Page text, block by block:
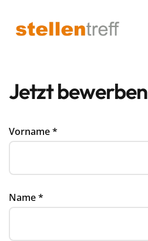
Jetzt bewerben
Vorname*
Name*